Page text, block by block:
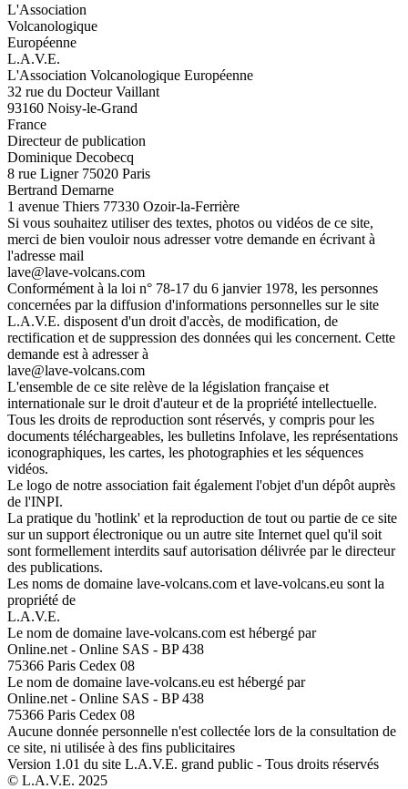
L'Association
Volcanologique
Européenne
L.A.V.E.
L'Association Volcanologique Européenne
32 rue du Docteur Vaillant
93160 Noisy-le-Grand
France
Directeur de publication
Dominique Decobecq
8 rue Ligner 75020 Paris
Bertrand Demarne
1 avenue Thiers 77330 Ozoir-la-Ferrière
Si vous souhaitez utiliser des textes, photos ou vidéos de ce site,
merci de bien vouloir nous adresser votre demande en écrivant à
l'adresse mail
lave@lave-volcans.com
Conformément à la loi n° 78-17 du 6 janvier 1978, les personnes
concernées par la diffusion d'informations personnelles sur le site
L.A.V.E. disposent d'un droit d'accès, de modification, de
rectification et de suppression des données qui les concernent. Cette
demande est à adresser à
lave@lave-volcans.com
L'ensemble de ce site relève de la législation française et
internationale sur le droit d'auteur et de la propriété intellectuelle.
Tous les droits de reproduction sont réservés, y compris pour les
documents téléchargeables, les bulletins Infolave, les représentations
iconographiques, les cartes, les photographies et les séquences
vidéos.
Le logo de notre association fait également l'objet d'un dépôt auprès
de l'INPI.
La pratique du 'hotlink' et la reproduction de tout ou partie de ce site
sur un support électronique ou un autre site Internet quel qu'il soit
sont formellement interdits sauf autorisation délivrée par le directeur
des publications.
Les noms de domaine lave-volcans.com et lave-volcans.eu sont la
propriété de
L.A.V.E.
Le nom de domaine lave-volcans.com est hébergé par
Online.net - Online SAS - BP 438
75366 Paris Cedex 08
Le nom de domaine lave-volcans.eu est hébergé par
Online.net - Online SAS - BP 438
75366 Paris Cedex 08
Aucune donnée personnelle n'est collectée lors de la consultation de
ce site, ni utilisée à des fins publicitaires
Version 1.01 du site L.A.V.E. grand public - Tous droits réservés
© L.A.V.E. 2025